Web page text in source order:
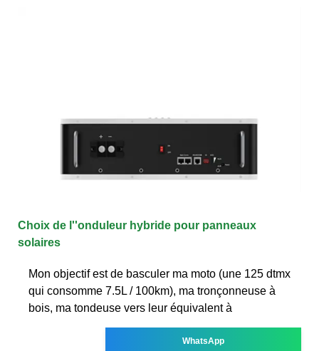
Choix de l''onduleur hybride pour panneaux
solaires
Mon objectif est de basculer ma moto (une 125 dtmx
qui consomme 7.5L / 100km), ma tronçonneuse à
bois, ma tondeuse vers leur équivalent à
WhatsApp